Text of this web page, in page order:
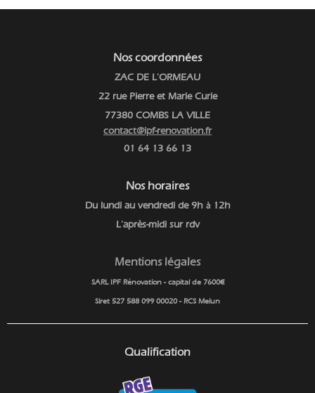
Nos coordonnées
ZAC DE L'ORMEAU
22 rue Pierre et Marie Curie
77380 COMBS LA VILLE
contact@ipf-renovation.fr
01 64 13 66 13
Nos horaires
Du lundi au vendredi de 9h à12h
L'après-midi sur rdv
Mentions légales
SARL IPF Rénovation - capital de 7600€
Siret 527 588 099 00020 - RCS Melun
Qualification